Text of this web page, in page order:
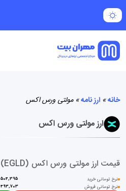
خانه» ارز نامه»مولتی ورس اکس
ارز مولتی ورس اکس
قیمت ارز مولتی ورس اکس (EGLD)
نرخ تومانی خرید 504,395
نرخ تومانی فروش 493,703